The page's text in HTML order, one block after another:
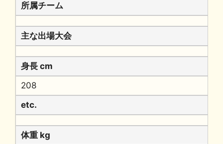
所属チーム
主な出場大会
身長 cm
208
etc.
体重 kg